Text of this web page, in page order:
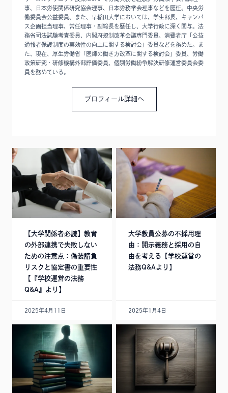
事、日本労使関係研究協会理事、日本労務学会理事などを歴任。中央労
働委員会公益委員、また、早稲田大学においては、学生部長、キャンパ
ス企画担当理事、常任理事・副総長を歴任し、大学行政に深く関与。法
務省司法試験考査委員、内閣府規制改革会議専門委員、消費者庁「公益
通報者保護制度の実効性の向上に関する検討会」委員などを務めた。ま
た、現在、厚生労働省「医師の働き方改革に関する検討会」委員、労働
政策研究・研修機構外部評価委員、個別労働紛争解決研修運営委員会委
員を務めている。
プロフィール詳細へ
【大学関係者必読】教育
の外部連携で失敗しない
ための注意点：偽装請負
リスクと協定書の重要性
【『学校運営の法務
Q&A』より】
2025年4月11日
大学教員公募の不採用理
由：開示義務と採用の自
由を考える【学校運営の
法務Q&Aより】
2025年1月4日